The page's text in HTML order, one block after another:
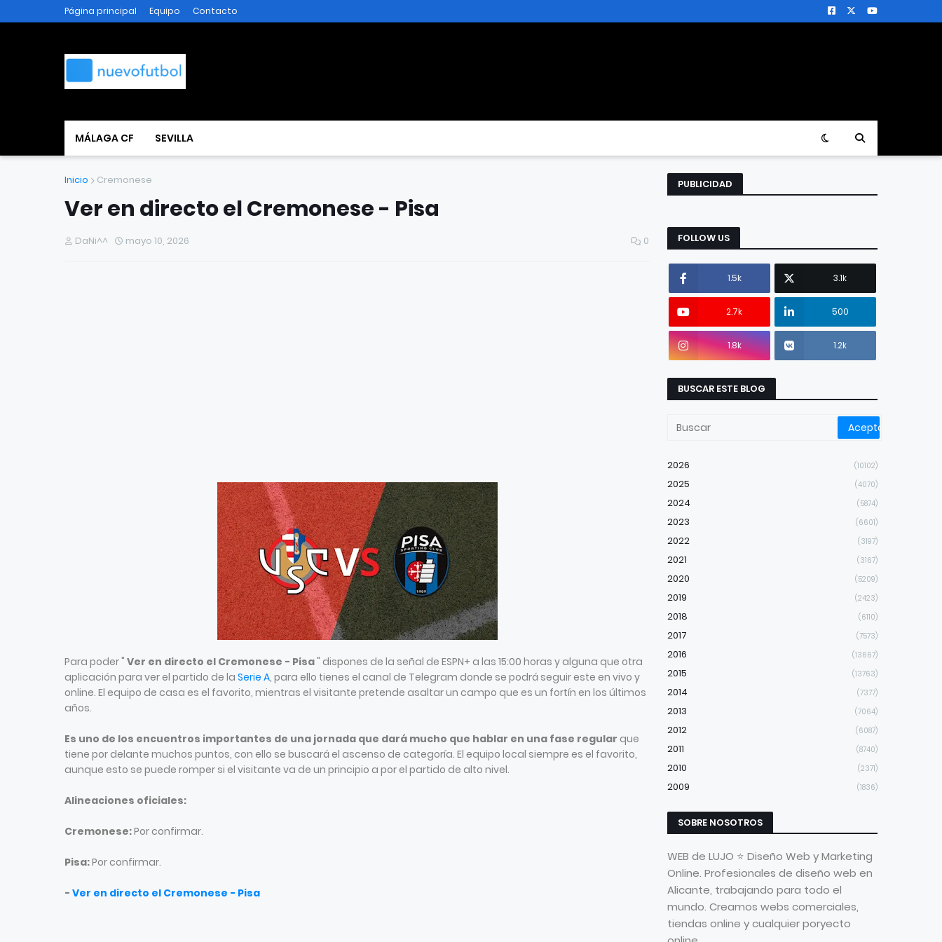
Página principal Equipo Contacto
MÁLAGA CF SEVILLA
Inicio Cremonese
Ver en directo el Cremonese - Pisa
DaNi^^ mayo 10, 2026 0
Para poder " Ver en directo el Cremonese - Pisa" dispones de la señal de ESPN+ a las 15:00 horas y alguna que otra
aplicación para ver el partido de la Serie A, para ello tienes el canal de Telegram donde se podrá seguir este en vivo y
online. El equipo de casa es el favorito, mientras el visitante pretende asaltar un campo que es un fortín en los últimos
años.
Es uno de los encuentros importantes de una jornada que dará mucho que hablar en una fase regular que
tiene por delante muchos puntos, con ello se buscará el ascenso de categoría. El equipo local siempre es el favorito,
aunque esto se puede romper si el visitante va de un principio a por el partido de alto nivel.
Alineaciones oficiales:
Cremonese:Por confirmar.
Pisa:Por confirmar.
- Ver en directo el Cremonese - Pisa
PUBLICIDAD
FOLLOW US
1.5k 3.1k
2.7k 500
1.8k 1.2k
BUSCAR ESTE BLOG
2026 (10102)
2025 (4070)
2024 (5874)
2023 (6601)
2022 (3197)
2021 (3167)
2020 (5209)
2019 (2423)
2018 (6110)
2017 (7573)
2016 (13667)
2015 (13763)
2014 (7377)
2013 (7064)
2012 (6087)
2011 (8740)
2010 (2371)
2009 (1836)
SOBRE NOSOTROS
WEB de LUJO ⭐ Diseño Web y Marketing
Online. Profesionales de diseño web en
Alicante, trabajando para todo el
mundo. Creamos webs comerciales,
tiendas online y cualquier poryecto